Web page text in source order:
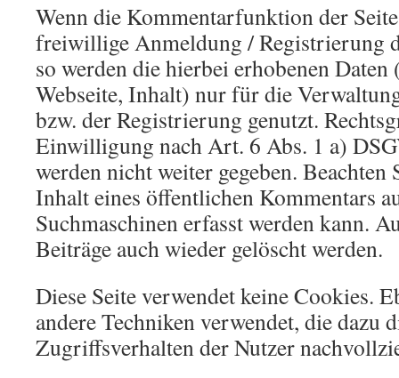
Wenn die Kommentarfunktion der
freiwillige Anmeldung / Registrierung
so werden die hierbei erhobenen
Webseite, Inhalt) nur für die
bzw. der Registrierung genutzt.
Einwilligung nach Art. 6 Abs. 1 a)
werden nicht weiter gegeben. Beachten
Inhalt eines öffentlichen Kommentars
Suchmaschinen erfasst werden kann.
Beiträge auch wieder gelöscht werden.
Diese Seite verwendet keine Cookies.
andere Techniken verwendet, die dazu
Zugriffsverhalten der Nutzer